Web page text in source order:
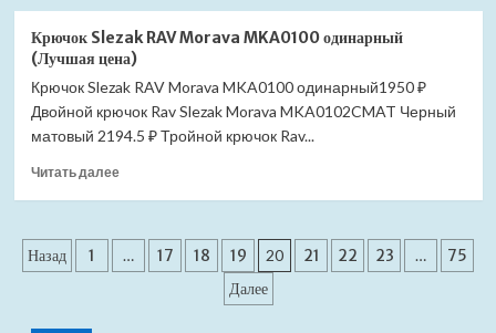
DL
микролифт
(Лучшая
Сиденье
для
унитаза
Cersanit
City
DPL
Slim
S-
DL
Крючок Slezak RAV Morava MKA0100 одинарный
(Лучшая цена)
Крючок Slezak RAV Morava MKA0100 одинарный1950 ₽
Двойной крючок Rav Slezak Morava MKA0102CMAT Черный
матовый 2194.5 ₽ Тройной крючок Rav...
Читать далееПрочитать
Slezak
RAV
Пагинация
Назад 1 … 17 18 19 20 21 22 23 …
75
Далее